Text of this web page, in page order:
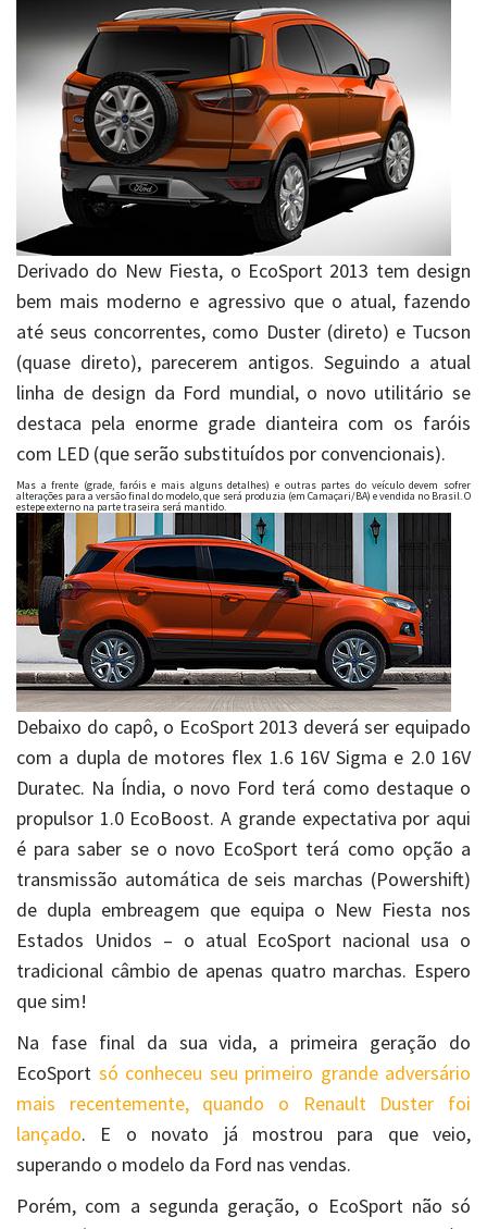
Derivado do New Fiesta, o EcoSport 2013 tem design
bem mais moderno e agressivo que o atual, fazendo
até seus concorrentes, como Duster (direto) e Tucson
(quase direto), parecerem antigos. Seguindo a atual
linha de design da Ford mundial, o novo utilitário se
destaca pela enorme grade dianteira com os faróis
com LED (que serão substituídos por convencionais).
Mas a frente (grade, faróis e mais alguns detalhes) e outras partes do veículo devem sofrer
alterações para a versão final do modelo, que será produzia (em Camaçari/BA) e vendida no Brasil. O
estepe externo na parte traseira será mantido.
Debaixo do capô, o EcoSport 2013 deverá ser equipado
com a dupla de motores flex 1.6 16V Sigma e 2.0 16V
Duratec. Na Índia, o novo Ford terá como destaque o
propulsor 1.0 EcoBoost. A grande expectativa por aqui
é para saber se o novo EcoSport terá como opção a
transmissão automática de seis marchas (Powershift)
de dupla embreagem que equipa o New Fiesta nos
Estados Unidos – o atual EcoSport nacional usa o
tradicional câmbio de apenas quatro marchas. Espero
que sim!
Na fase final da sua vida, a primeira geração do
EcoSport só conheceu seu primeiro grande adversário
mais recentemente, quando o Renault Duster foi
lançado. E o novato já mostrou para que veio,
superando o modelo da Ford nas vendas.
Porém, com a segunda geração, o EcoSport não só